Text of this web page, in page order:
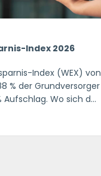
Index 2026
Index (WEX) von
% der Grundversorger
Aufschlag. Wo sich der
nachschauen.